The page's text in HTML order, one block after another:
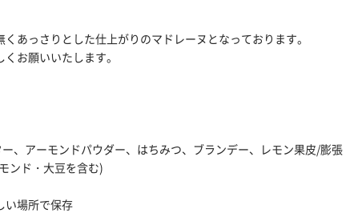
あっさりとした仕上がりのマドレーヌとなっております。
お願いいたします。
、アーモンドパウダー、はちみつ、ブランデー、レモン果皮/膨張
ンド・大豆を含む)
い場所で保存